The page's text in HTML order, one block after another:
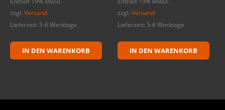
zzgl. Versand
Lieferzeit: 5-6 Werktage
IN DEN WARENKORB
zzgl. Versand
Lieferzeit: 5-6 Werktage
IN DEN WARENKORB